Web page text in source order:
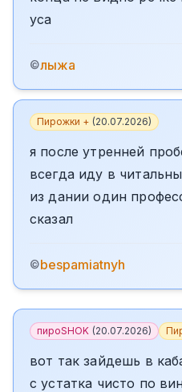
уса
©лыжа
Пирожки + (20.07.2026)
я после утренней
всегда иду в
из дании один
сказал
©bespamiatnyh
пироSHOK (20.07.2026)
вот так зайдешь в
с устатка чисто по